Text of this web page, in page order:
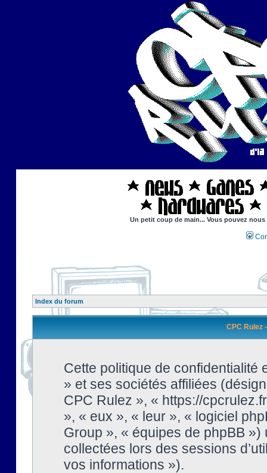
Un petit coup de main... Vous pouvez
Index du forum
CPC Rulez
Cette politique de confidentialité
» et ses sociétés affiliées
CPC Rulez », « https://
», « eux », « leur », « logiciel
Group », « équipes de phpBB
collectées lors des sessions
vos informations »).